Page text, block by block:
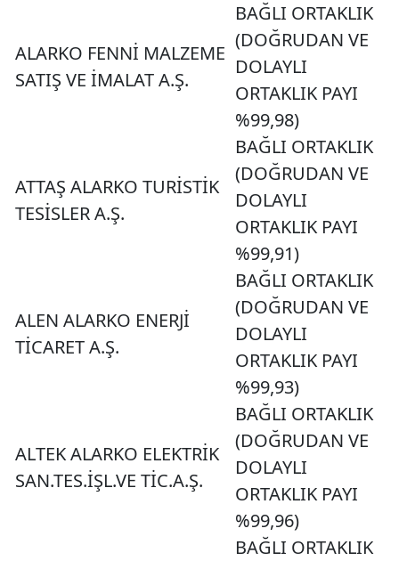
ALARKO FENNİ MALZEME
SATIŞ VE İMALAT A.Ş.
BAĞLI ORTAKLIK
(DOĞRUDAN VE
DOLAYLI
ORTAKLIK PAYI
%99,98)
ATTAŞ ALARKO TURİSTİK
TESİSLER A.Ş.
BAĞLI ORTAKLIK
(DOĞRUDAN VE
DOLAYLI
ORTAKLIK PAYI
%99,91)
ALEN ALARKO ENERJİ
TİCARET A.Ş.
BAĞLI ORTAKLIK
(DOĞRUDAN VE
DOLAYLI
ORTAKLIK PAYI
%99,93)
ALTEK ALARKO ELEKTRİK
SAN.TES.İŞL.VE TİC.A.Ş.
BAĞLI ORTAKLIK
(DOĞRUDAN VE
DOLAYLI
ORTAKLIK PAYI
%99,96)
BAĞLI ORTAKLIK